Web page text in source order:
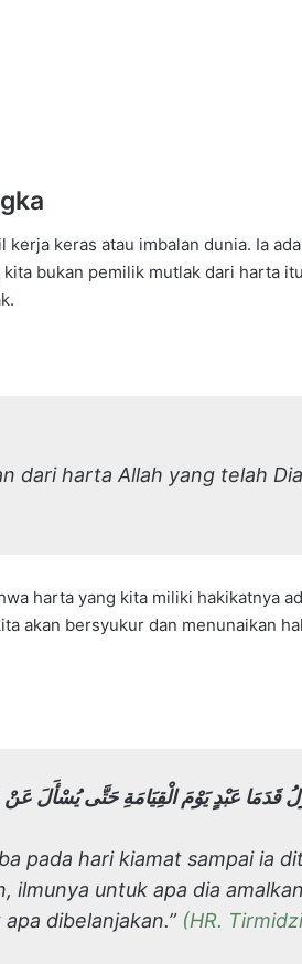
keras atau imbalan dunia. Ia
dari harta Allah yang telah Dia
harta yang kita miliki hakikatnya
pada hari kiamat sampai ia
ilmunya untuk apa dia
dibelanjakan.”(HR.